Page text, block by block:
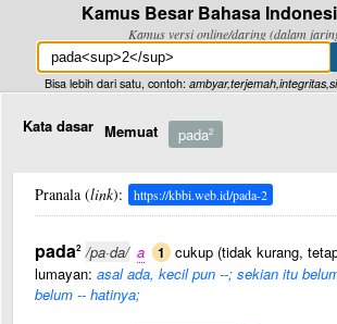
Kamus Besar Bahasa
Kamus versi online/daring (dalam
Bisa lebih dari satu, contoh:
Kata dasar Memuat pada2
Pranala (link): https://kbbi.web.id/pada-2
pada2 /pa·da/ a 1 cukup (tidak kurang,
lumayan: asal ada, kecil pun --; sekian itu
belum -- hatinya;